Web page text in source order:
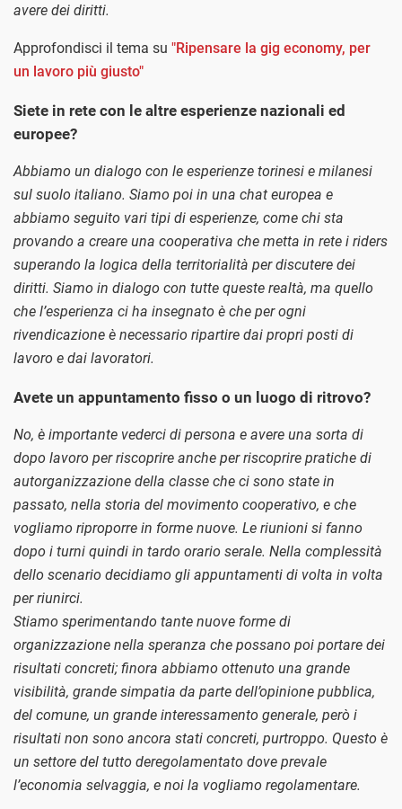
avere dei diritti.
Approfondisci il tema su "Ripensare la gig economy, per
un lavoro più giusto"
Siete in rete con le altre esperienze nazionali ed
europee?
Abbiamo un dialogo con le esperienze torinesi e milanesi
sul suolo italiano. Siamo poi in una chat europea e
abbiamo seguito vari tipi di esperienze, come chi sta
provando a creare una cooperativa che metta in rete i riders
superando la logica della territorialità per discutere dei
diritti. Siamo in dialogo con tutte queste realtà, ma quello
che l’esperienza ci ha insegnato è che per ogni
rivendicazione è necessario ripartire dai propri posti di
lavoro e dai lavoratori.
Avete un appuntamento fisso o un luogo di ritrovo?
No, è importante vederci di persona e avere una sorta di
dopo lavoro per riscoprire anche per riscoprire pratiche di
autorganizzazione della classe che ci sono state in
passato, nella storia del movimento cooperativo, e che
vogliamo riproporre in forme nuove. Le riunioni si fanno
dopo i turni quindi in tardo orario serale. Nella complessità
dello scenario decidiamo gli appuntamenti di volta in volta
per riunirci.
Stiamo sperimentando tante nuove forme di
organizzazione nella speranza che possano poi portare dei
risultati concreti; finora abbiamo ottenuto una grande
visibilità, grande simpatia da parte dell’opinione pubblica,
del comune, un grande interessamento generale, però i
risultati non sono ancora stati concreti, purtroppo. Questo è
un settore del tutto deregolamentato dove prevale
l’economia selvaggia, e noi la vogliamo regolamentare.